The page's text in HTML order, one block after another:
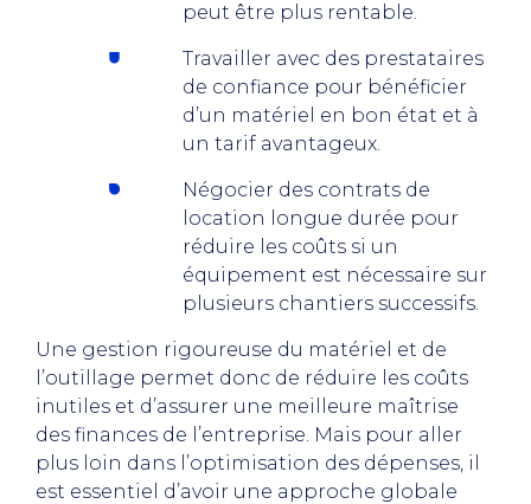
peut être plus rentable.
Travailler avec des prestataires
de confiance pour bénéficier
d’un matériel en bon état et à
un tarif avantageux.
Négocier des contrats de
location longue durée pour
réduire les coûts si un
équipement est nécessaire sur
plusieurs chantiers successifs.
Une gestion rigoureuse du matériel et de
l’outillage permet donc de réduire les coûts
inutiles et d’assurer une meilleure maîtrise
des finances de l’entreprise. Mais pour aller
plus loin dans l’optimisation des dépenses, il
est essentiel d’avoir une approche globale